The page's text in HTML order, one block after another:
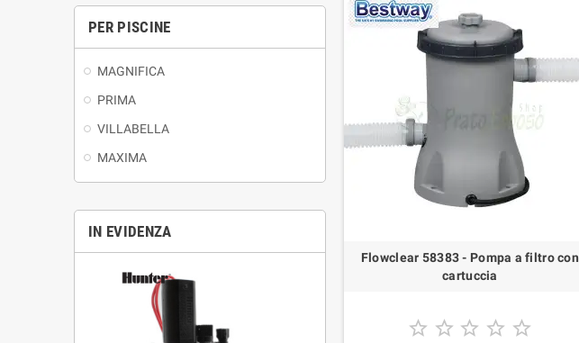
PER PISCINE
MAGNIFICA
PRIMA
VILLABELLA
MAXIMA
IN EVIDENZA
Flowclear 58383 - Pompa a filtro con
cartuccia
    